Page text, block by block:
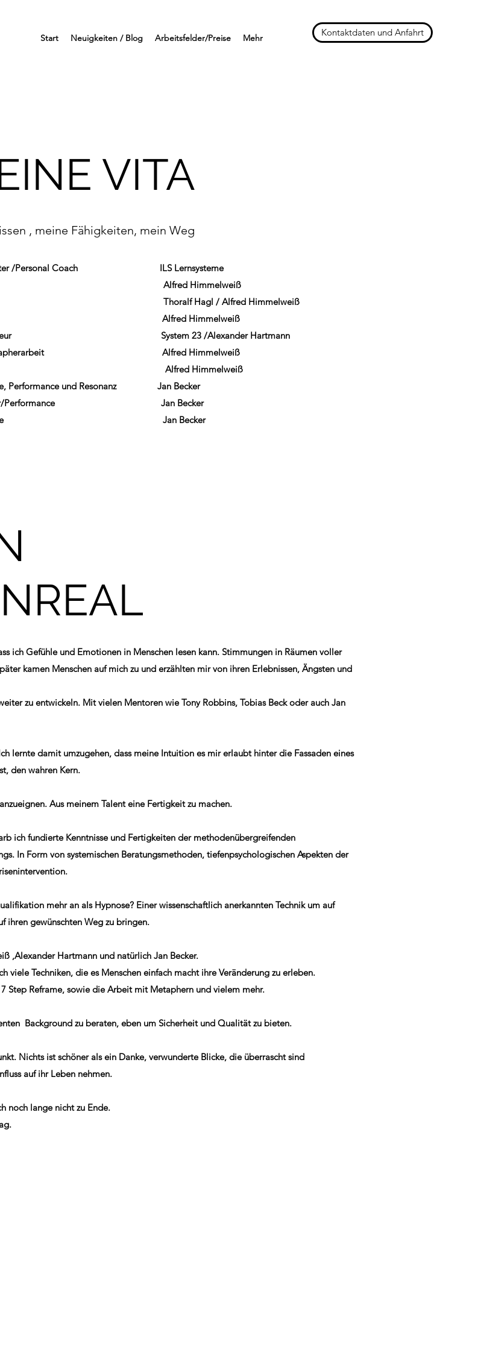
Start Neuigkeiten / Blog Arbeitsfelder/Preise Mehr Kontaktdaten und Anfahrt
VITA
, meine Fähigkeiten, mein Weg
/Personal Coach ILS Lernsysteme
Alfred Himmelweiß
Thoralf Hagl / Alfred Himmelweiß
Alfred Himmelweiß
System 23 /Alexander Hartmann
Alfred Himmelweiß
Alfred Himmelweiß
und Resonanz Jan Becker
Performance Jan Becker
Hypnose Jan Becker
ich Gefühle und Emotionen in Menschen lesen kann. Stimmungen in Räumen voller
kamen Menschen auf mich zu und erzählten mir von ihren Erlebnissen, Ängsten und
zu entwickeln. Mit vielen Mentoren wie Tony Robbins, Tobias Beck oder auch Jan
lernte damit umzugehen, dass meine Intuition es mir erlaubt hinter die Fassaden eines
den wahren Kern.
Aus meinem Talent eine Fertigkeit zu machen.
ich fundierte Kenntnisse und Fertigkeiten der methodenübergreifenden
In Form von systemischen Beratungsmethoden, tiefenpsychologischen Aspekten der
mehr an als Hypnose? Einer wissenschaftlich anerkannten Technik um auf
ihren gewünschten Weg zu bringen.
,Alexander Hartmann und natürlich Jan Becker.
viele Techniken, die es Menschen einfach macht ihre Veränderung zu erleben.
Step Reframe, sowie die Arbeit mit Metaphern und vielem mehr.
Background zu beraten, eben um Sicherheit und Qualität zu bieten.
Nichts ist schöner als ein Danke, verwunderte Blicke, die überrascht sind
auf ihr Leben nehmen.
noch lange nicht zu Ende.